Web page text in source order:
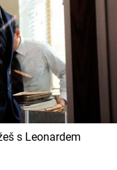
s Leonardem